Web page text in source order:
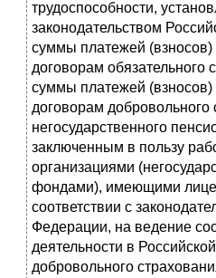
трудоспособности,
законодательством
суммы платежей (взносов)
договорам обязательного
суммы платежей (взносов)
договорам добровольного
негосударственного
заключенным в пользу
организациями
фондами), имеющими
соответствии с
Федерации, на ведение
деятельности в
добровольного